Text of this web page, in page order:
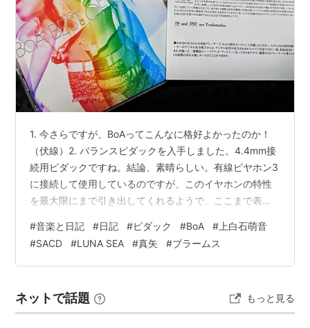
2002/03/13LISTEN TO MY HEART
2002/08/07PeaceB.REMIXS (CCCD)
2003/01/29VALENTI (CCCD)
2003/08/27Next World (CCCD)
2004/01/15LOVE & HONESTY (初回限定生産)
2004/03/03K-POP SELECTION (CCCD)(DVD付)
K-POP SELECTION (通常盤)
2005/02/02BEST OF SOUL -PERFECT EDITION-
BEST OF SOUL
シングル
2001/07/25 Amazing Kiss
2001/12/05気持ちはつたわる
1. 今さらですが、BoAってこんなに格好よかったのか！
（伏線）2. バランスピダックを入手しました。4.4mm接
続用ピダックですね。結論、素晴らしい。有線ピヤホン3
に接続して使用しているのですが、このイヤホンの特性
を最大限にまで引き出してくれるようで、ここまで表情
いたのであります。ノーマルなピダックと有線ピヤホン5
とのコンビネーションが解像度とパワーに重きを置いて
いるのならば、バランスピダックと有線ピヤホン3との組
ではないかと。二者で方向性が異なることは諸手を挙げ
て賛成であります。同じ傾向の音…
#音楽と日記 #日記 #ピダック #BoA # 上白石萌音
#SACD #LUNA SEA #真矢 #ブラームス
ネットで話題 もっと見る